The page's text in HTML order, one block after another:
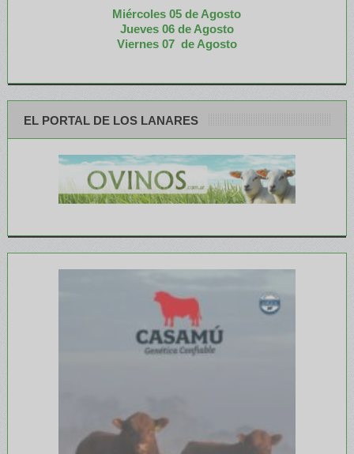
Miércoles 05 de Agosto
Jueves 06 de Agosto
Viernes 07 de Agosto
EL PORTAL DE LOS LANARES